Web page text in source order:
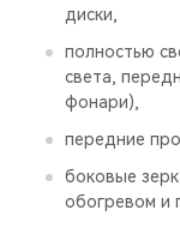
диски,
полностью
света,
фонари),
передние
боковые
обогревом и